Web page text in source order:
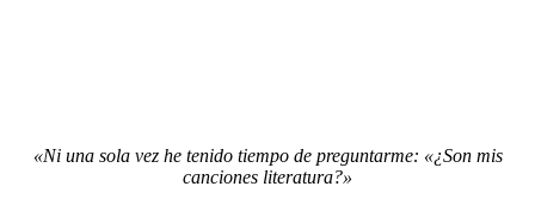
«Ni una sola vez he tenido tiempo de preguntarme: «¿Son mis
canciones literatura?»